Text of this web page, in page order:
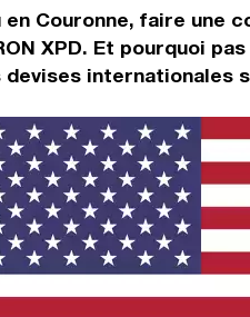
Couronne, faire une
XPD. Et pourquoi
devises internationales